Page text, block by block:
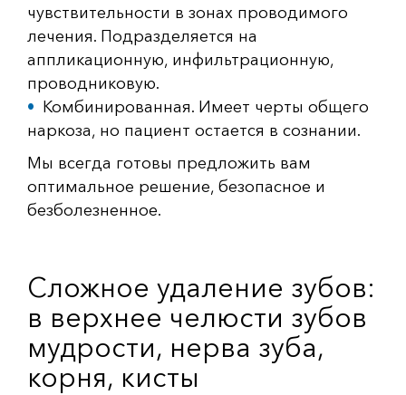
чувствительности в зонах проводимого
лечения. Подразделяется на
аппликационную, инфильтрационную,
проводниковую.
Комбинированная. Имеет черты общего
наркоза, но пациент остается в сознании.
Мы всегда готовы предложить вам
оптимальное решение, безопасное и
безболезненное.
Сложное удаление зубов:
в верхнее челюсти зубов
мудрости, нерва зуба,
корня, кисты